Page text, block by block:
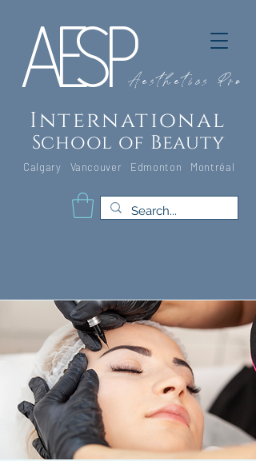
International
School of Beauty
Aesthetics Pro
AE
SP
Calgary Vancouver Edmonton Montréal